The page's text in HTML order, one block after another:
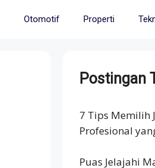
Otomotif Properti
Postingan
7 Tips Memilih
Profesional
Puas Jelajahi